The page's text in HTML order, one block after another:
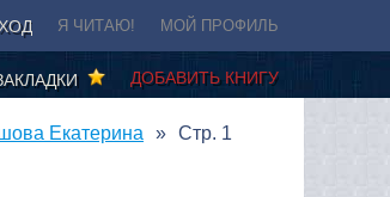
Я ЧИТАЮ! МОЙ ПРОФИЛЬ
ДОБАВИТЬ КНИГУ
Екатерина Стр. 1